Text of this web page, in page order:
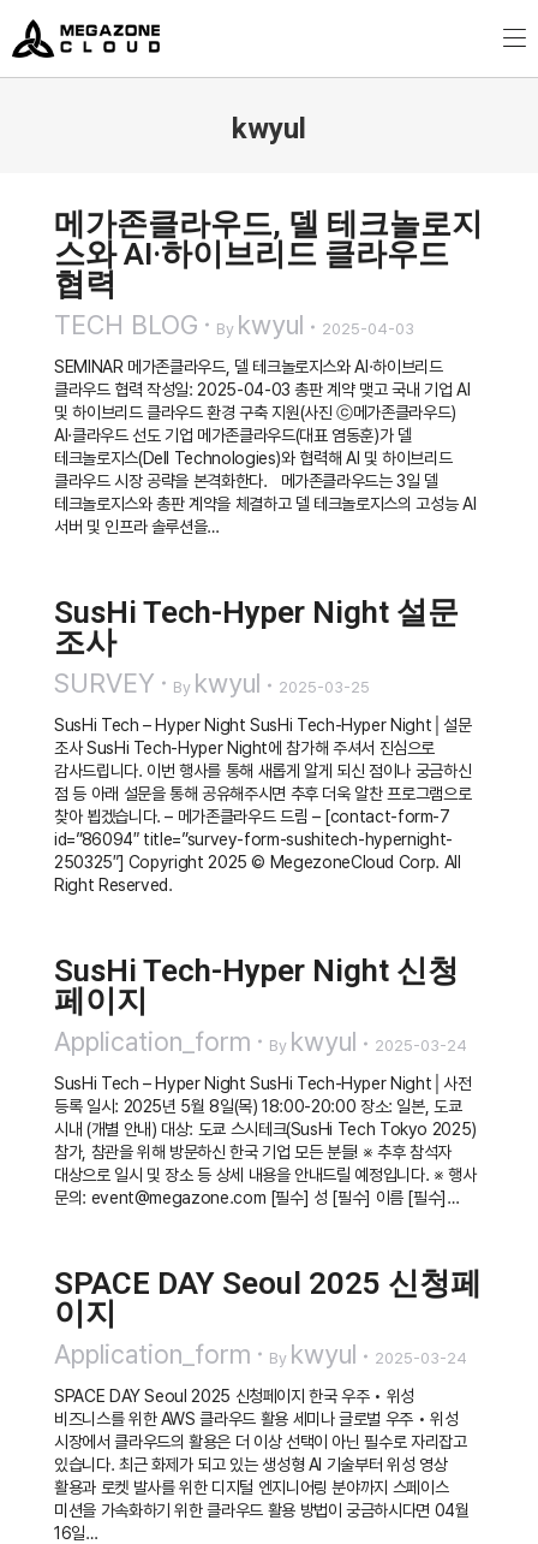
MegazoneCloud
디지털 전문 기업, 메가존클라우드
kwyul
메가존클라우드, 델 테크놀로지
스와 AI·하이브리드 클라우드
협력
TECH BLOG By kwyul 2025-04-03
SEMINAR 메가존클라우드, 델 테크놀로지스와 AI·하이브리드
클라우드 협력 작성일: 2025-04-03 총판 계약 맺고 국내 기업 AI
및 하이브리드 클라우드 환경 구축 지원(사진 ⓒ메가존클라우드)
AI·클라우드 선도 기업 메가존클라우드(대표 염동훈)가 델
테크놀로지스(Dell Technologies)와 협력해 AI 및 하이브리드
클라우드 시장 공략을 본격화한다. 메가존클라우드는 3일 델
테크놀로지스와 총판 계약을 체결하고 델 테크놀로지스의 고성능 AI
서버 및 인프라 솔루션을…
SusHi Tech-Hyper Night 설문
조사
SURVEY By kwyul 2025-03-25
SusHi Tech – Hyper Night SusHi Tech-Hyper Night│설문
조사 SusHi Tech-Hyper Night에 참가해 주셔서 진심으로
감사드립니다. 이번 행사를 통해 새롭게 알게 되신 점이나 궁금하신
점 등 아래 설문을 통해 공유해주시면 추후 더욱 알찬 프로그램으로
찾아 뵙겠습니다. – 메가존클라우드 드림 – [contact-form-7
id=”86094″ title=”survey-form-sushitech-hypernight-
250325″] Copyright 2025 © MegezoneCloud Corp. All
Right Reserved.
SusHi Tech-Hyper Night 신청
페이지
Application_form By kwyul 2025-03-24
SusHi Tech – Hyper Night SusHi Tech-Hyper Night│사전
등록 일시: 2025년 5월 8일(목) 18:00-20:00 장소: 일본, 도쿄
시내 (개별 안내) 대상: 도쿄 스시테크(SusHi Tech Tokyo 2025)
참가, 참관을 위해 방문하신 한국 기업 모든 분들! ※ 추후 참석자
대상으로 일시 및 장소 등 상세 내용을 안내드릴 예정입니다. ※ 행사
문의: event@megazone.com [필수] 성 [필수] 이름 [필수]…
SPACE DAY Seoul 2025 신청페
이지
Application_form By kwyul 2025-03-24
SPACE DAY Seoul 2025 신청페이지 한국 우주 • 위성
비즈니스를 위한 AWS 클라우드 활용 세미나 글로벌 우주 • 위성
시장에서 클라우드의 활용은 더 이상 선택이 아닌 필수로 자리잡고
있습니다. 최근 화제가 되고 있는 생성형 AI 기술부터 위성 영상
활용과 로켓 발사를 위한 디지털 엔지니어링 분야까지 스페이스
미션을 가속화하기 위한 클라우드 활용 방법이 궁금하시다면 04월
16일…